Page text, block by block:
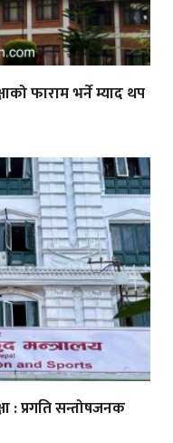
फाराम भर्ने म्याद थप
: प्रगति सन्तोषजनक